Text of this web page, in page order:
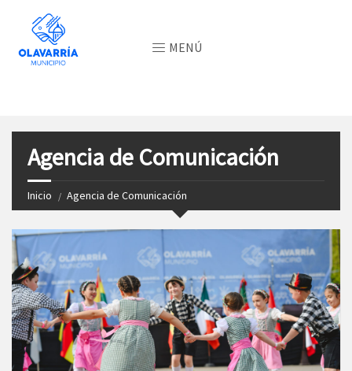
MENÚ
Agencia de Comunicación
Inicio Agencia de Comunicación